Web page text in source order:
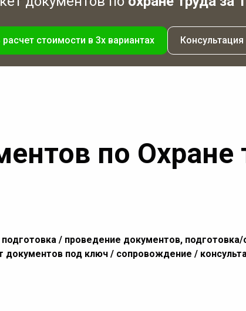
стоимости в 3х вариантах Консультация
по Охране
/ проведение документов, подготовка/
документов под ключ / сопровождение /